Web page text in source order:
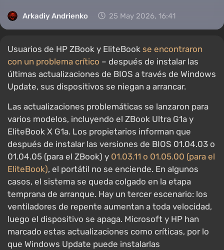
Arkadiy Andrienko 25 May 2026, 16:41
Usuarios de HP ZBook y EliteBook se encontraron
con un problema crítico – después de instalar las
últimas actualizaciones de BIOS a través de Windows
Update, sus dispositivos se niegan a arrancar.
Las actualizaciones problemáticas se lanzaron para
varios modelos, incluyendo el ZBook Ultra G1a y
EliteBook X G1a. Los propietarios informan que
después de instalar las versiones de BIOS 01.04.03 o
01.04.05 (para el ZBook) y 01.03.11 o 01.05.00 (para el
EliteBook), el portátil no se enciende. En algunos
casos, el sistema se queda colgado en la etapa
temprana de arranque. Hay un tercer escenario: los
ventiladores de repente aumentan a toda velocidad,
luego el dispositivo se apaga. Microsoft y HP han
marcado estas actualizaciones como críticas, por lo
que Windows Update puede instalarlas